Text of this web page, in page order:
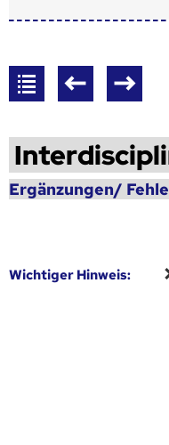
Ergänzungen/
Wich­ti­ger Hin­weis: